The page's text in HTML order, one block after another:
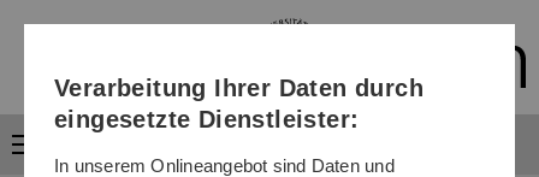
Direkt
Direkt
Direkt
(Sprache,
Drucken,
Media)
Direkt
Direkt
Verarbeitung Ihrer Daten durch
eingesetzte Dienstleister:
In unserem Onlineangebot sind Daten und